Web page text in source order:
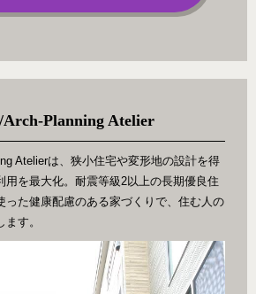
Planning Atelier
Atelierは、狭小住宅や変形地の設計を得
用を最大化。耐震等級2以上の長期優良住
った健康配慮のある家づくりで、住む人の
す。